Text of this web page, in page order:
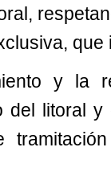
y la
del litoral